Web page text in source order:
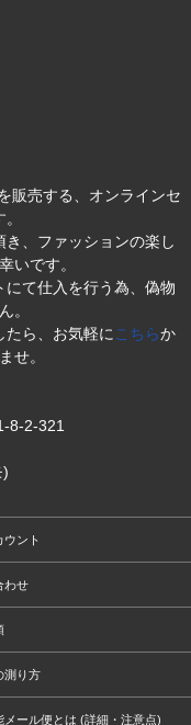
販売する、オンラインセ
、ファッションの楽し
いです。
て仕入を行う為、偽物
。
たら、お気軽に こちらか
せ。
8-2-321
)
ウント
わせ
測り方
メール便とは (詳細・注意点)